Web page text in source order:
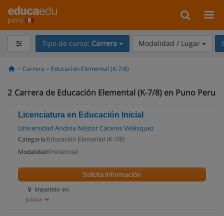
perú
Tipo de curso: Carrera Modalidad / Lugar
Carrera Educación Elemental (K-7/8)
2 Carrera de Educación Elemental (K-7/8) en Puno Peru
Licenciatura en Educación Inicial
Universidad Andina Néstor Cáceres Velásquez
Categoría: Educación Elemental (K-7/8)
Modalidad: Presencial
Impartido en:
Juliaca
Solicita información